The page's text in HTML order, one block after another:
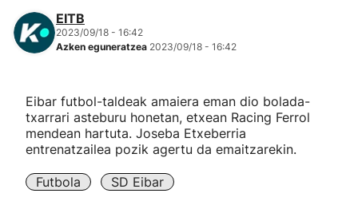
Mendi-lasterketak
"Helmuga"
EITB
2023/09/18 - 16:42
Azken eguneratzea 2023/09/18 - 16:42
Eibar futbol-taldeak amaiera eman dio bolada-
txarrari asteburu honetan, etxean Racing Ferrol
mendean hartuta. Joseba Etxeberria
entrenatzailea pozik agertu da emaitzarekin.
Futbola SD Eibar